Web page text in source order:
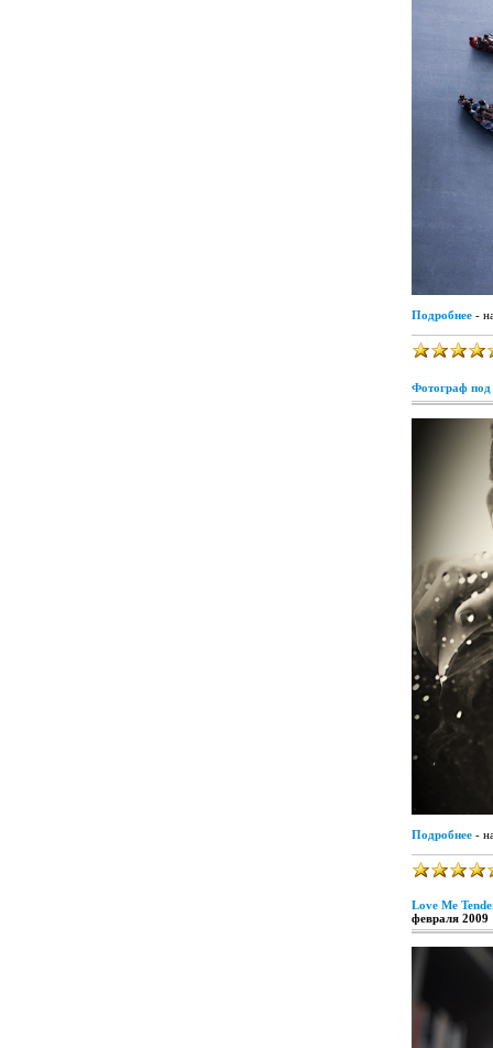
Подробнее -
Фотограф
Подробнее -
Love Me
февраля 2009